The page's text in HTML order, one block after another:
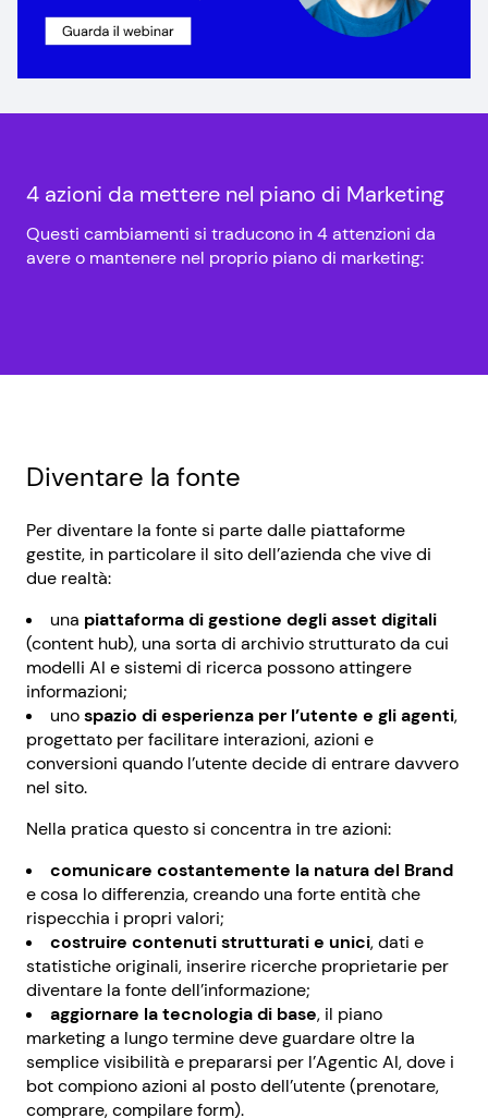
4 azioni da mettere nel piano di Marketing
Questi cambiamenti si traducono in 4 attenzioni da
avere o mantenere nel proprio piano di marketing:
Diventare la fonte
Per diventare la fonte si parte dalle piattaforme
gestite, in particolare il sito dell’azienda che vive di
due realtà:
una piattaforma di gestione degli asset digitali
(content hub), una sorta di archivio strutturato da cui
modelli AI e sistemi di ricerca possono attingere
informazioni;
unospazio di esperienza per l’utente e gli agenti,
progettato per facilitare interazioni, azioni e
conversioni quando l’utente decide di entrare davvero
nel sito.
Nella pratica questo si concentra in tre azioni:
comunicare costantemente la natura del Brand
e cosa lo differenzia, creando una forte entità che
rispecchia i propri valori;
costruire contenuti strutturati e unici, dati e
statistiche originali, inserire ricerche proprietarie per
diventare la fonte dell’informazione;
aggiornare la tecnologia di base, il piano
marketing a lungo termine deve guardare oltre la
semplice visibilità e prepararsi per l’Agentic AI, dove i
bot compiono azioni al posto dell’utente (prenotare,
comprare, compilare form).